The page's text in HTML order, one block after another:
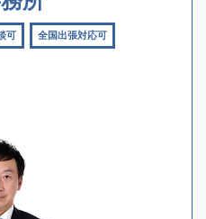
可 全国出張対応可